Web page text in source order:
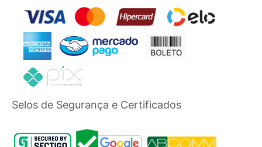
Selos de Segurança e Certificados